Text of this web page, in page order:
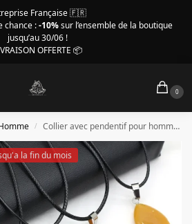
Française 🇫🇷
chance :-10%sur l’ensemble de la boutique
jusqu’au 30/06 !
OFFERTE 📦
0
/ Collier avec pendentif pour homme, pierre naturelle au choix
la fin du mois